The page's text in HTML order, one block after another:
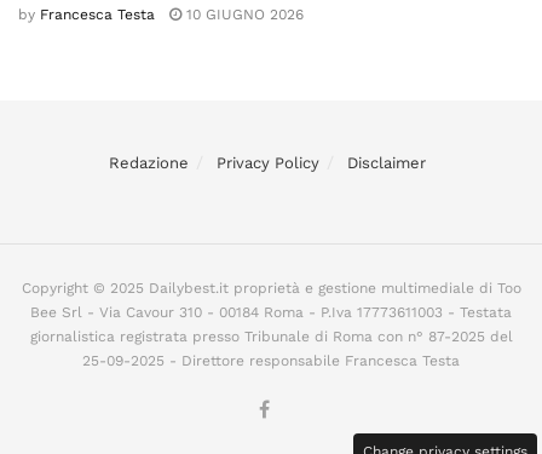
by Francesca Testa 10 GIUGNO 2026
Redazione Privacy Policy Disclaimer
Copyright © 2025 Dailybest.it proprietà e gestione multimediale di Too
Bee Srl - Via Cavour 310 - 00184 Roma - P.Iva 17773611003 - Testata
giornalistica registrata presso Tribunale di Roma con n° 87-2025 del
25-09-2025 - Direttore responsabile Francesca Testa